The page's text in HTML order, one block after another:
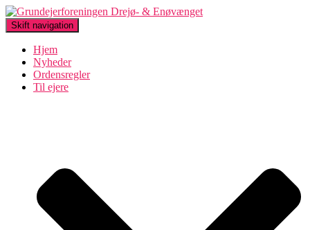
Skift navigation
Hjem
Nyheder
Ordensregler
Til ejere